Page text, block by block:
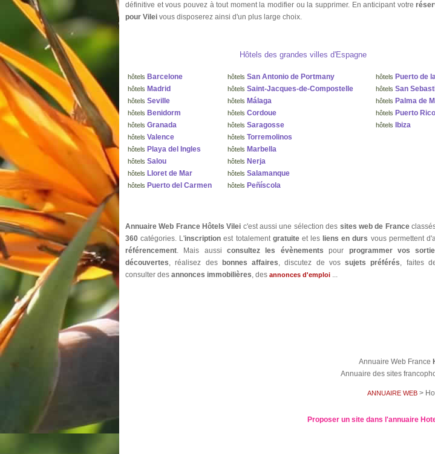
définitive et vous pouvez à tout moment la modifier ou la supprimer. En anticipant votre
pour Vilei vous disposerez ainsi d'un plus large choix.
Hôtels des grandes villes d'Espagne
hôtels Barcelone
hôtels Madrid
hôtels Seville
hôtels Benidorm
hôtels Granada
hôtels Valence
hôtels Playa del Ingles
hôtels Salou
hôtels Lloret de Mar
hôtels Puerto del Carmen
hôtels San Antonio de Portmany
hôtels Saint-Jacques-de-Compostelle
hôtels Málaga
hôtels Cordoue
hôtels Saragosse
hôtels Torremolinos
hôtels Marbella
hôtels Nerja
hôtels Salamanque
hôtels Peñíscola
hôtels Puerto de
hôtels San
hôtels Palma de
hôtels Puerto Rico
hôtels Ibiza
Annuaire Web France Hôtels Vilei c'est aussi une sélection des sites web de France
360 catégories. L'inscription est totalement gratuiteet les liens en durs vous permettent
référencement. Mais aussiconsultez les évènements pour programmer vos
découvertes, réalisez des bonnes affaires, discutez de vos sujets préférés, faites
consulter des annonces immobilières, des annonces d'emploi ...
Annuaire Web France
Annuaire des sites
ANNUAIRE WEB>
Proposer un site dans l'annuaire